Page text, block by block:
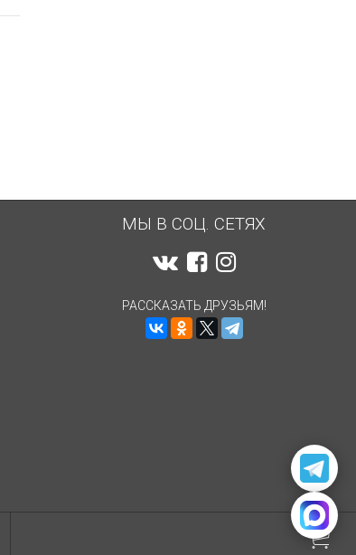
МЫ В СОЦ. СЕТЯХ
РАССКАЗАТЬ ДРУЗЬЯМ!